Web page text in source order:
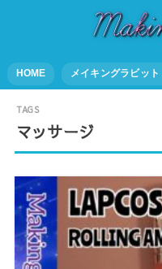
HOME メイキングラビッ
マッサージ